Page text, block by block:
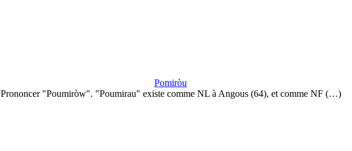
Pomiròu
Prononcer "Poumiròw". "Poumirau" existe comme NL à Angous (64), et comme NF (…)